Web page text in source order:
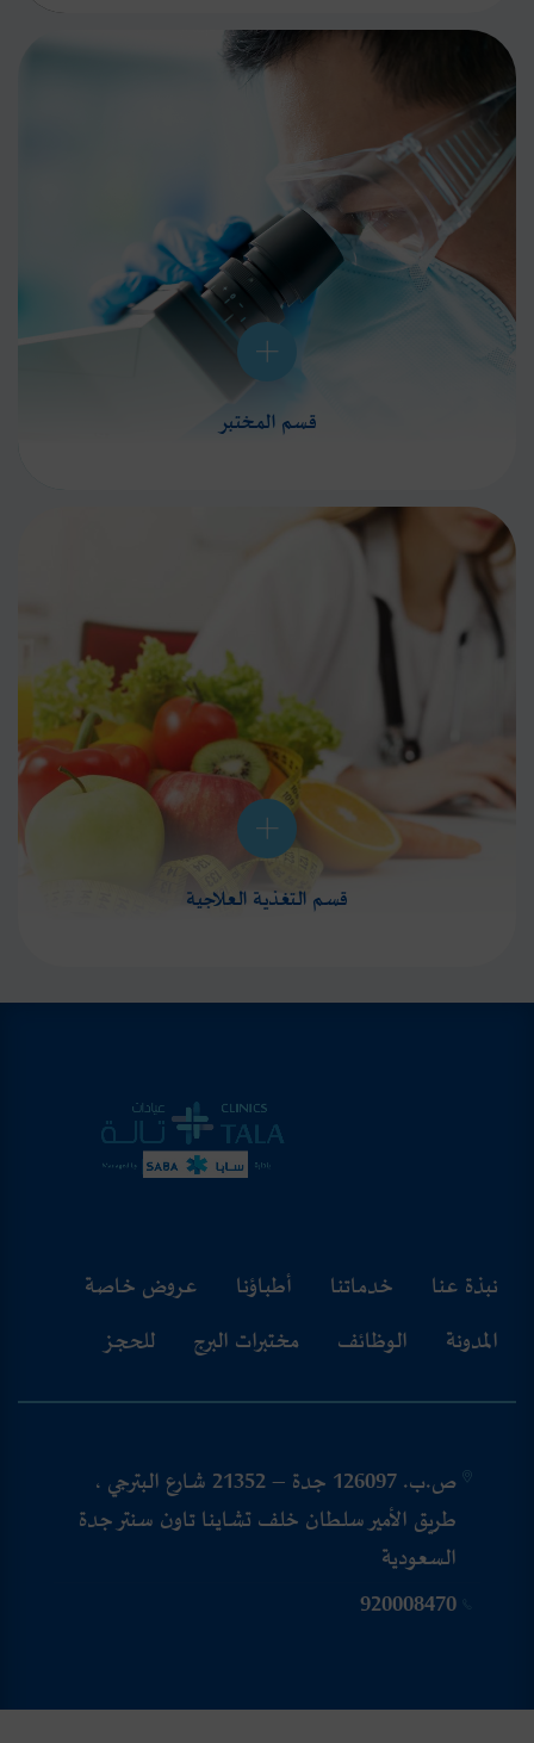
تعتبر عيادة طب العيون في تالة من أكثر التخصصات الطبية شيوعاً وانتشاراً، لذا كنا حريصين على
اختيار أفضل أطباء العيون في المنطقة لتزويد المرضى بجميع المستلزمات الصحية البصرية وفق أعلى
المزيد
قسم المختبر
تقدم تالة ومختبرات البرج برامج الطب الوقائي المتكاملة لكافة فئات المجتمع من النساء والرجال وكبار
السن والأمراض المزمنة والكشف المبكر عن السرطان
قسم التغذية العلاجية
التغذية العلاجية تعتمد عيادة التغذية العلاجية كلياً على تثقيف المراجعين نحو غذاء صحي ومتكامل دون
نبذة عنا خدماتنا أطباؤنا
عروض خاصة
المدونة
الوظائف مختبرات البرج للحجز
ص.ب. 126097 جدة – 21352 شارع البترجي ،
طريق الأمير سلطان خلف تشاينا تاون سنتر جدة
السعودية
920008470